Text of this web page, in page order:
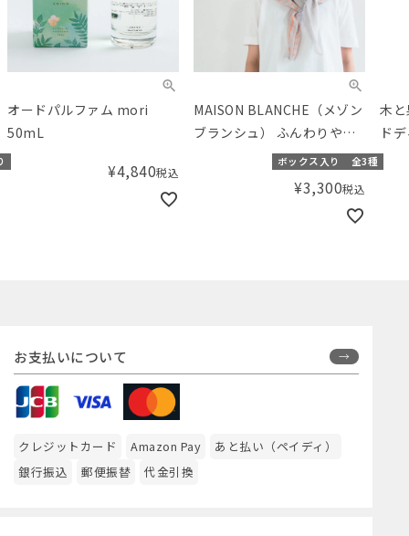
オードパルファム mori
50mL
¥4,840税込
MAISON BLANCHE（メゾン
ブランシュ） ふんわりやわ
らかスカーフ ボックス入り 全3種
¥3,300税込
木
ド
ラ
お支払いについて
クレジットカード Amazon Pay
あと払い（ペイディ）
銀行振込
郵便振替 代金引換